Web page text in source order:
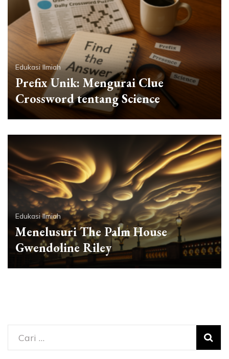
Edukasi Ilmiah
Prefix Unik: Mengurai Clue
Crossword tentang Science
Edukasi Ilmiah
Menelusuri The Palm House
Gwendoline Riley
Cari
untuk: